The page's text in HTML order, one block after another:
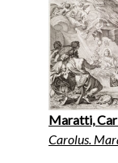
Maratti,
Carolus.